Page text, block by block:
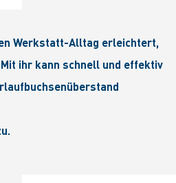
Werkstatt-Alltag erleichtert,
ihr kann schnell und effektiv